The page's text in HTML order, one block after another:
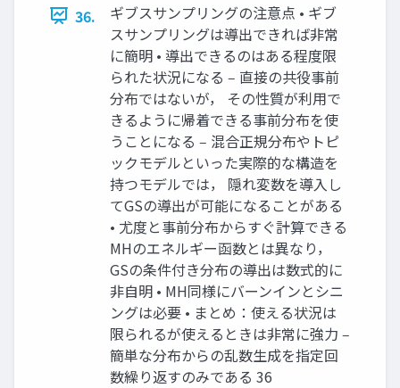
36.
ギブスサンプリングの注意点 • ギブ
スサンプリングは導出できれば非常
に簡明 • 導出できるのはある程度限
られた状況になる ‒ 直接の共役事前
分布ではないが， その性質が利用で
きるように帰着できる事前分布を使
うことになる ‒ 混合正規分布やトピ
ックモデルといった実際的な構造を
持つモデルでは， 隠れ変数を導入し
てGSの導出が可能になることがある
• 尤度と事前分布からすぐ計算できる
MHのエネルギー函数とは異なり，
GSの条件付き分布の導出は数式的に
非自明 • MH同様にバーンインとシニ
ングは必要 • まとめ：使える状況は
限られるが使えるときは非常に強力 ‒
簡単な分布からの乱数生成を指定回
数繰り返すのみである 36